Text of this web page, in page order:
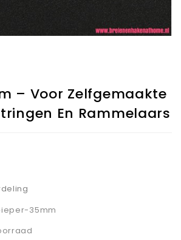
– Voor Zelfgemaakte
En Rammelaars
35mm